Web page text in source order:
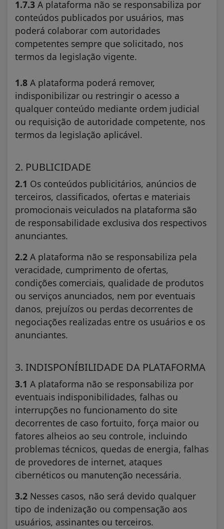
1.7.3 A plataforma não se responsabiliza por
conteúdos publicados por usuários, mas
poderá colaborar com autoridades
competentes sempre que solicitado, nos
termos da legislação vigente.
1.8 A plataforma poderá remover,
indisponibilizar ou restringir o acesso a
qualquer conteúdo mediante ordem judicial
ou requisição de autoridade competente, nos
termos da legislação aplicável.
2. PUBLICIDADE
2.1 Os conteúdos publicitários, anúncios de
terceiros, classificados, ofertas e materiais
promocionais veiculados na plataforma são
de responsabilidade exclusiva dos respectivos
anunciantes.
2.2 A plataforma não se responsabiliza pela
veracidade, cumprimento de ofertas,
condições comerciais, qualidade de produtos
ou serviços anunciados, nem por eventuais
danos, prejuízos ou perdas decorrentes de
negociações realizadas entre os usuários e os
anunciantes.
3. INDISPONÍBILIDADE DA PLATAFORMA
3.1 A plataforma não se responsabiliza por
eventuais indisponibilidades, falhas ou
interrupções no funcionamento do site
decorrentes de caso fortuito, força maior ou
fatores alheios ao seu controle, incluindo
problemas técnicos, quedas de energia, falhas
de provedores de internet, ataques
cibernéticos ou manutenção necessária.
3.2 Nesses casos, não será devido qualquer
tipo de indenização ou compensação aos
usuários, assinantes ou terceiros.